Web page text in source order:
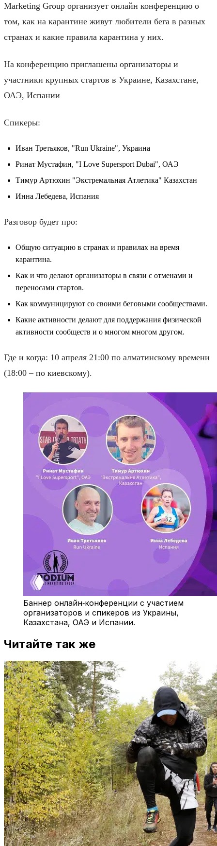
Marketing Group организует онлайн конференцию о
том, как на карантине живут любители бега в разных
странах и какие правила карантина у них.
На конференцию приглашены организаторы и
участники крупных стартов в Украине, Казахстане,
ОАЭ, Испании
Спикеры:
Иван Третьяков, "Run Ukraine", Украина
Ринат Мустафин, "I Love Supersport Dubai", ОАЭ
Тимур Артюхин "Экстремальная Атлетика" Казахстан
Инна Лебедева, Испания
Разговор будет про:
Общую ситуацию в странах и правилах на время
карантина.
Как и что делают организаторы в связи с отменами и
переносами стартов.
Как коммуницируют со своими беговыми сообществами.
Какие активности делают для поддержания физической
активности сообществ и о многом многом другом.
Где и когда: 10 апреля 21:00 по алматинскому времени
(18:00 – по киевскому).
Баннер онлайн‑конференции с участием
организаторов и спикеров из Украины,
Казахстана, ОАЭ и Испании.
Читайте так же